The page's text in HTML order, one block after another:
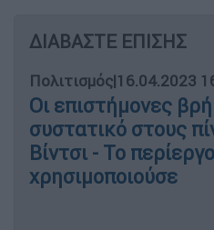
ΔΙΑΒΑΣΤΕ ΕΠΙΣΗΣ
Πολιτισμός|16.04.2023
Οι επιστήμονες
συστατικό στους
Βίντσι - Το
χρησιμοποιούσε